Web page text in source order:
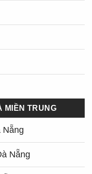
MIỀN TRUNG
Nẵng
Nẵng